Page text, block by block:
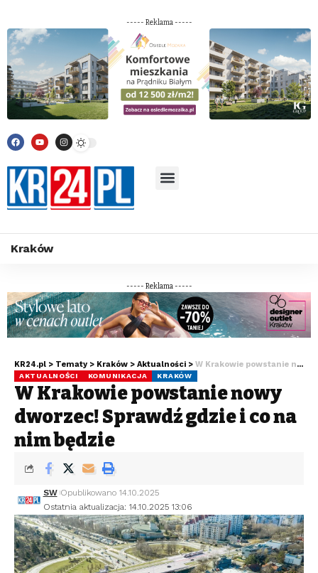
----- Reklama -----
Kraków
----- Reklama -----
KR24.pl > Tematy > Kraków > Aktualności > W Krakowie powstanie nowy dworzec! Sprawdź gdzie i co na nim będzie
AKTUALNOŚCI KOMUNIKACJA KRAKÓW
W Krakowie powstanie nowy
dworzec! Sprawdź gdzie i co na
nim będzie
Ostatnia aktualizacja: 14.10.2025 13:06
SW Opublikowano 14.10.2025